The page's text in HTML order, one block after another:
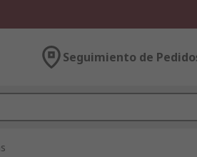
Seguimiento de